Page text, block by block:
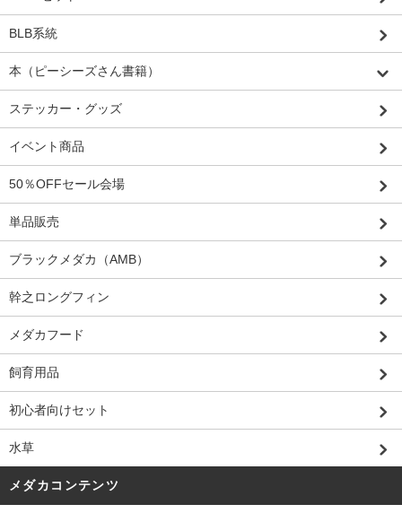
BLB系統
本（ピーシーズさん書籍）
ステッカー・グッズ
イベント商品
50％OFFセール会場
単品販売
ブラックメダカ（AMB）
幹之ロングフィン
メダカフード
飼育用品
初心者向けセット
水草
メダカコンテンツ